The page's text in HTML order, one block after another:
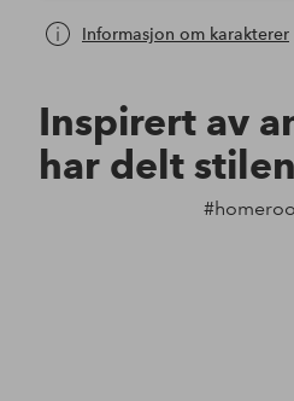
Informasjon om karakterer
Inspirert av
har delt